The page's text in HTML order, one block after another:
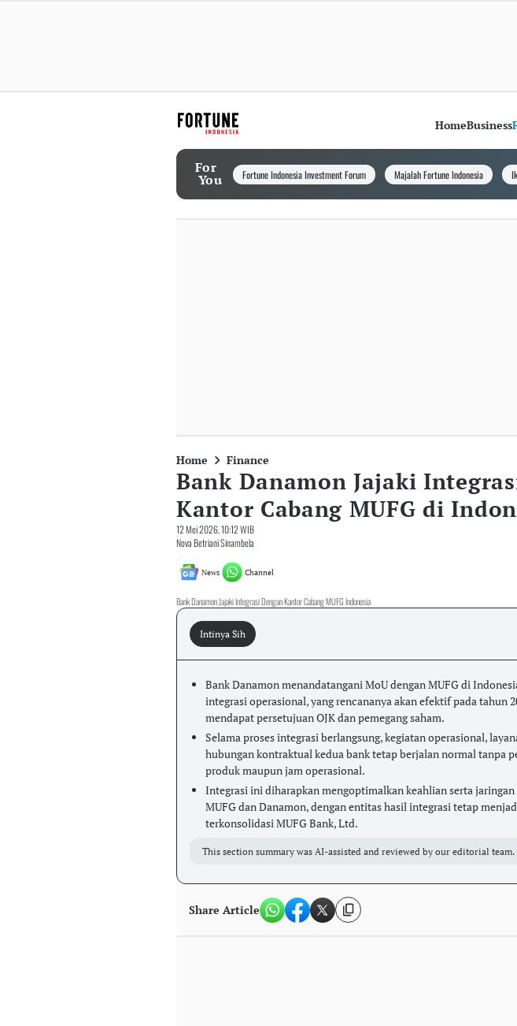
HomeBusiness
For
You Fortune Indonesia Investment Forum Majalah Fortune Indonesia
Home Finance
Bank Danamon Jajaki
Kantor Cabang MUFG di
12 Mei 2026, 10:12 WIB
Nova Betriani Sinambela
News Channel
Bank Danamon Jajaki Integrasi Dengan Kantor Cabang MUFG Indonesia
Intinya Sih
Bank Danamon menandatangani MoU dengan MUFG di
integrasi operasional, yang rencananya akan efektif pada tahun
mendapat persetujuan OJK dan pemegang saham.
Selama proses integrasi berlangsung, kegiatan operasional,
hubungan kontraktual kedua bank tetap berjalan normal tanpa
produk maupun jam operasional.
Integrasi ini diharapkan mengoptimalkan keahlian serta
MUFG dan Danamon, dengan entitas hasil integrasi tetap
terkonsolidasi MUFG Bank, Ltd.
This section summary was AI-assisted and reviewed by our editorial team.
Share Article